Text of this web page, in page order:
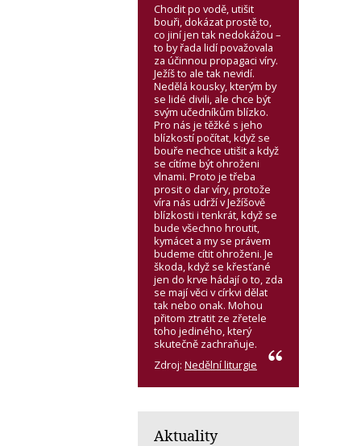
Chodit po vodě, utišit
bouři, dokázat prostě to,
co jiní jen tak nedokážou –
to by řada lidí považovala
za účinnou propagaci víry.
Ježíš to ale tak nevidí.
Nedělá kousky, kterým by
se lidé divili, ale chce být
svým učedníkům blízko.
Pro nás je těžké s jeho
blízkostí počítat, když se
bouře nechce utišit a když
se cítíme být ohroženi
vlnami. Proto je třeba
prosit o dar víry, protože
víra nás udrží v Ježíšově
blízkosti i tenkrát, když se
bude všechno hroutit,
kymácet a my se právem
budeme cítit ohroženi. Je
škoda, když se křesťané
jen do krve hádají o to, zda
se mají věci v církvi dělat
tak nebo onak. Mohou
přitom ztratit ze zřetele
toho jediného, který
skutečně zachraňuje.
Zdroj: Nedělní liturgie
Aktuality